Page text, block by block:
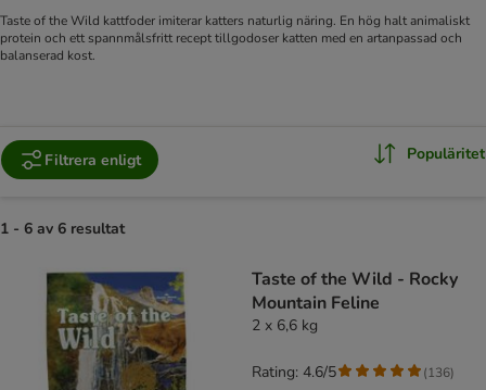
Taste of the Wild kattfoder imiterar katters naturlig näring. En hög halt animaliskt
protein och ett spannmålsfritt recept tillgodoser katten med en artanpassad och
balanserad kost.
Filtrera enligt Populäritet
1 - 6 av 6 resultat
Taste of the Wild - Rocky
Mountain Feline
2 x 6,6 kg
Rating: 4.6/5 (136)